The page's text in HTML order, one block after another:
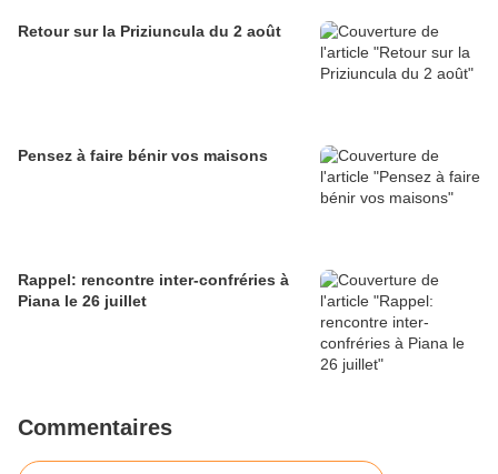
Retour sur la Priziuncula du 2 août
Pensez à faire bénir vos maisons
Rappel: rencontre inter-confréries à
Piana le 26 juillet
Commentaires